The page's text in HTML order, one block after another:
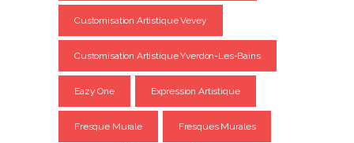
Customisation Artistique Vevey
Customisation Artistique Yverdon-Les-Bains
Eazy One Expression Artistique
Fresque Murale Fresques Murales